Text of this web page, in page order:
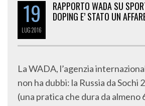
19
LUG2016
RAPPORTO WADA SU
DOPING E’ STATO UN
La WADA, l’agenzia
non ha dubbi: la Russia da Sochi
(una pratica che dura da almeno